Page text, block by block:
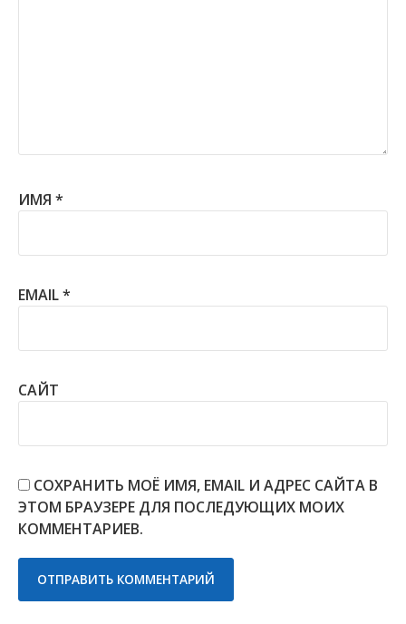
ИМЯ *
EMAIL*
САЙТ
СОХРАНИТЬ МОЁ ИМЯ, EMAIL И АДРЕС САЙТА В
ЭТОМ БРАУЗЕРЕ ДЛЯ ПОСЛЕДУЮЩИХ МОИХ
КОММЕНТАРИЕВ.